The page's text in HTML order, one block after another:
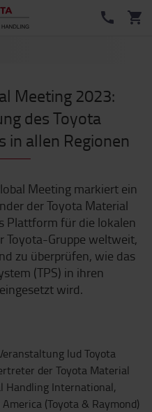
Meeting 2023:
des Toyota
in allen Regionen
Meeting markiert ein
der Toyota Material
Plattform für die lokalen
Toyota-Gruppe weltweit,
zu überprüfen, wie das
(TPS) in ihren
wird.
lud Toyota
der Toyota Material
Handling International,
(Toyota & Raymond)